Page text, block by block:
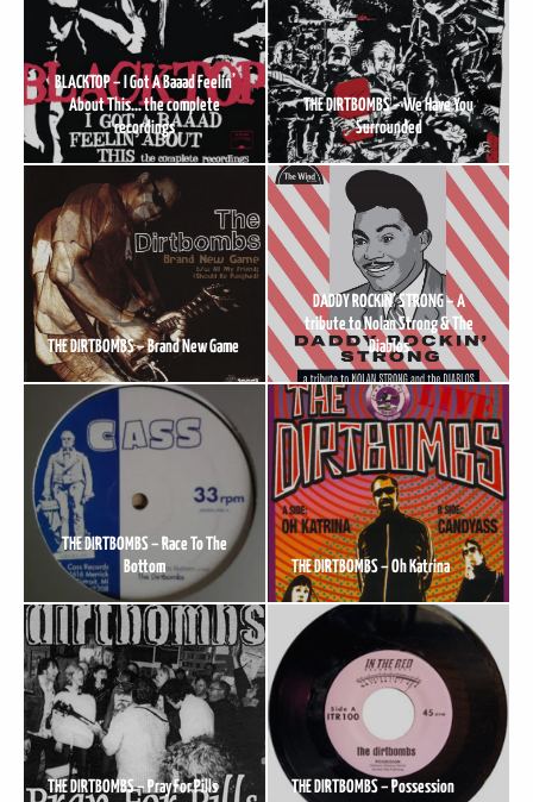
BLACKTOP – I Got A Baaad Feelin’
About This… the complete
recordings
THE DIRTBOMBS – We Have You
Surrounded
THE DIRTBOMBS – Brand New Game
DADDY ROCKIN’ STRONG – A
tribute to Nolan Strong & The
Diablos
THE DIRTBOMBS – Race To The
Bottom
THE DIRTBOMBS – Oh Katrina
THE DIRTBOMBS – Pray For Pills THE DIRTBOMBS – Possession